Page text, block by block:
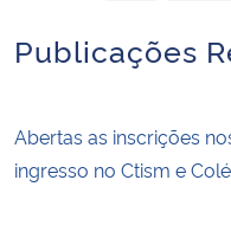
Publicações
Abertas as inscrições
ingresso no Ctism e